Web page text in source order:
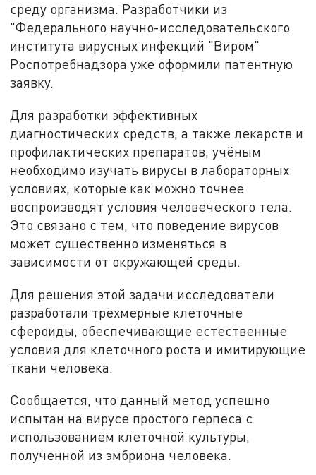
среду организма. Разработчики из
"Федерального научно-исследовательского
института вирусных инфекций "Виром"
Роспотребнадзора уже оформили патентную
заявку.
Для разработки эффективных
диагностических средств, а также лекарств и
профилактических препаратов, учёным
необходимо изучать вирусы в лабораторных
условиях, которые как можно точнее
воспроизводят условия человеческого тела.
Это связано с тем, что поведение вирусов
может существенно изменяться в
зависимости от окружающей среды.
Для решения этой задачи исследователи
разработали трёхмерные клеточные
сфероиды, обеспечивающие естественные
условия для клеточного роста и имитирующие
ткани человека.
Сообщается, что данный метод успешно
испытан на вирусе простого герпеса с
использованием клеточной культуры,
полученной из эмбриона человека.